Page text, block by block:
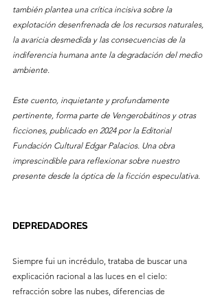
también plantea una crítica incisiva sobre la
explotación desenfrenada de los recursos naturales,
la avaricia desmedida y las consecuencias de la
indiferencia humana ante la degradación del medio
ambiente.
Este cuento, inquietante y profundamente
pertinente, forma parte de Vengerobátinos y otras
ficciones, publicado en 2024 por la Editorial
Fundación Cultural Edgar Palacios. Una obra
imprescindible para reflexionar sobre nuestro
presente desde la óptica de la ficción especulativa.
DEPREDADORES
Siempre fui un incrédulo, trataba de buscar una
explicación racional a las luces en el cielo:
refracción sobre las nubes, diferencias de